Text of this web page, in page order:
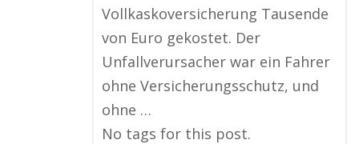
Vollkaskoversicherung Tausende
von Euro gekostet. Der
Unfallverursacher war ein Fahrer
ohne Versicherungsschutz, und
ohne …
No tags for this post.